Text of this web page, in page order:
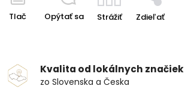
Tlač Opýtať sa Strážiť Zdieľať
Kvalita od lokálnych značiek
zo Slovenska a Česka